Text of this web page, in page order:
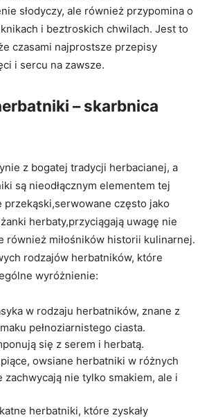
słodyczy, ale również przypomina o
i beztroskich chwilach. Jest to
czasami najprostsze przepisy
i sercu na zawsze.
– skarbnica
z bogatej tradycji herbacianej, a
są nieodłącznym elementem tej
przekąski,serwowane często jako
herbaty,przyciągają uwagę nie
również miłośników historii kulinarnej.
rodzajów herbatników, które
wyróżnienie:
w rodzaju herbatników, znane z
pełnoziarnistego ciasta.
się z serem i herbatą.
owsiane herbatniki w różnych
zachwycają nie tylko smakiem, ale i
herbatniki, które zyskały